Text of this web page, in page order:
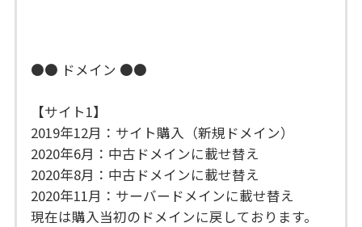
●● ドメイン ●●
【サイト1】
2019年12月：サイト購入（新規ドメイン）
2020年6月：中古ドメインに載せ替え
2020年8月：中古ドメインに載せ替え
2020年11月：サーバードメインに載せ替え
現在は購入当初のドメインに戻しております。